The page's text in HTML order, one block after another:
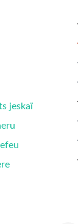
jeskaï